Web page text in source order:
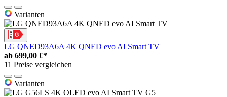
Varianten
LG QNED93A6A 4K QNED evo AI Smart TV
ab 699,00 €*
11 Preise vergleichen
Varianten